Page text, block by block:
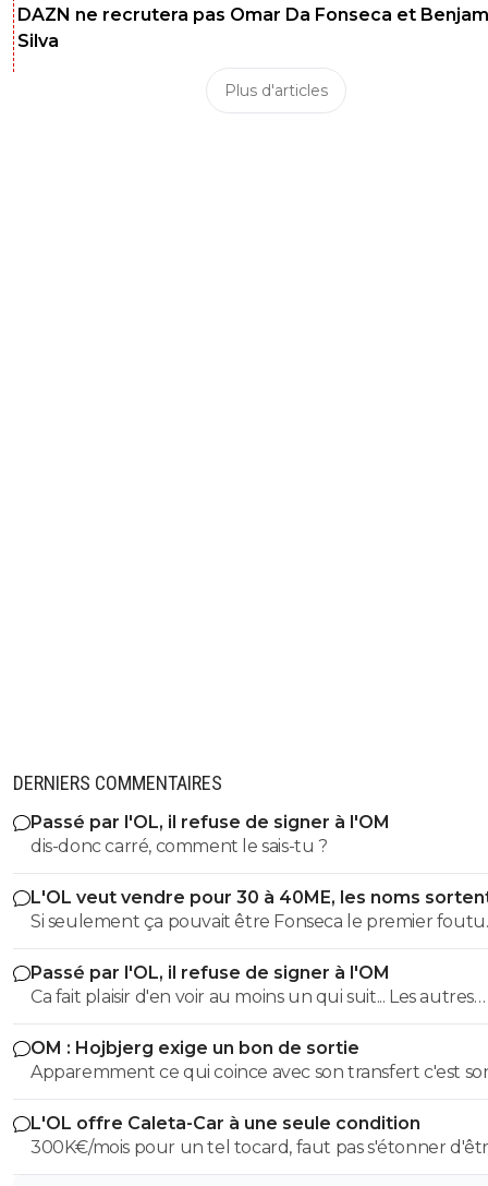
DAZN ne recrutera pas Omar Da Fonseca et
Silva
Plus d'articles
DERNIERS COMMENTAIRES
Passé par l'OL, il refuse de signer à l'OM
dis-donc carré, comment le sais-tu ?
L'OL veut vendre pour 30 à 40ME, les noms
Si seulement ça pouvait être Fonseca le premier foutu
dehors, l'OL et ce très bon effectif s'en porterait tout
mieux
Passé par l'OL, il refuse de signer à l'OM
Ca fait plaisir d'en voir au moins un qui suit... Les autres
doivent être des abrutis de supporters non ?
OM : Hojbjerg exige un bon de sortie
Apparemment ce qui coince avec son transfert c'est
salaire. S'il veut vraiment partir, il sait quoi faire.
L'OL offre Caleta-Car à une seule condition
300K€/mois pour un tel tocard, faut pas s'étonner
dans la merde.